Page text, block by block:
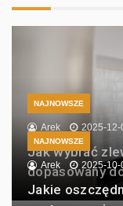
NAJNOWSZE
Arek 2025-12-
Jak wybrać
dopasowany
NAJNOWSZE
Arek 2025-10-
Jakie